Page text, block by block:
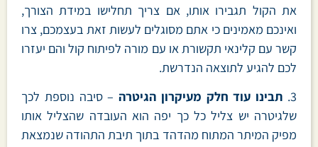
את הקול תגבירו אותו, אם צריך תחלישו במידת הצורך,
ואינכם מאמינים כי אתם מסוגלים לעשות זאת בעצמכם, צרו
קשר עם קלינאי תקשורת או עם מורה לפיתוח קול והם יעזרו
לכם להגיע לתוצאה הנדרשת.
3. תבינו עוד חלק מעיקרון הגיטרה– סיבה נוספת לכך
שלגיטרה יש צליל כל כך יפה הוא העובדה שהצליל אותו
מפיק המיתר המתוח מהדהד בתוך תיבת התהודה שנמצאת